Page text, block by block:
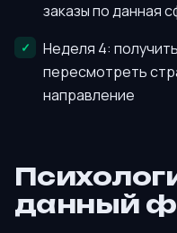
заказы по данная
Неделя 4:
пересмотреть
направление
данный